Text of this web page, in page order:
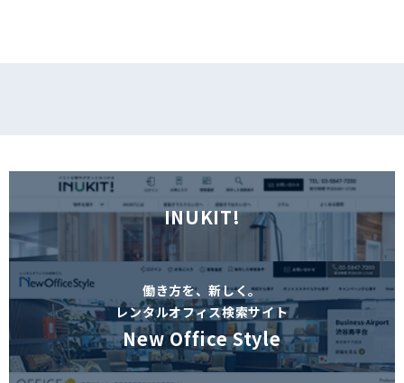
INUKIT!
働き方を、新しく。
レンタルオフィス検索サイト
New Office Style